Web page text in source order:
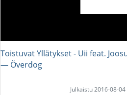
Toistuvat Yllätykset - Uii feat.
― Överdog
Julkaistu 2016-08-